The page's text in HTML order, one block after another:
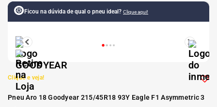
Ficou na dúvida de qual o pneu ideal? Clique aqui!
Clique e veja!
Pneu Aro 18 Goodyear 215/45R18 93Y Eagle F1 Asymmetric 3
5º 175 70r14
6 º
7
8º 205 55r16